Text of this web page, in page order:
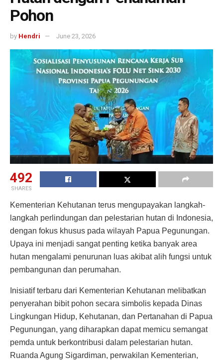
Pohon
by Hendri June 23, 2026
492
SHARES
Kementerian Kehutanan terus mengupayakan langkah-
langkah perlindungan dan pelestarian hutan di Indonesia,
dengan fokus khusus pada wilayah Papua Pegunungan.
Upaya ini menjadi sangat penting ketika banyak area
hutan mengalami penurunan luas akibat alih fungsi untuk
pembangunan dan perumahan.
Inisiatif terbaru dari Kementerian Kehutanan melibatkan
penyerahan bibit pohon secara simbolis kepada Dinas
Lingkungan Hidup, Kehutanan, dan Pertanahan di Papua
Pegunungan, yang diharapkan dapat memicu semangat
pemda untuk berkontribusi dalam pelestarian hutan.
Ruanda Agung Sigardiman, perwakilan Kementerian,